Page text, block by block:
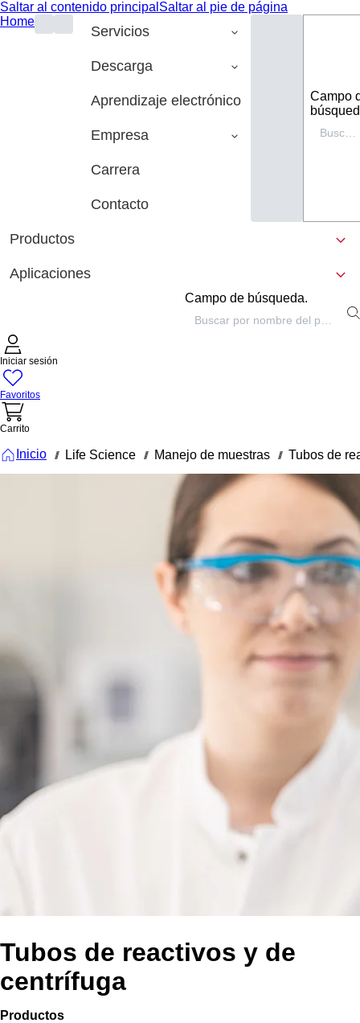
Saltar al contenido principal Saltar al pie de página
Home
Servicios
Descarga
Aprendizaje electrónico
Empresa
Carrera
Contacto
Campo
Productos
Aplicaciones
Campo de búsqueda.
Iniciar sesión
Favoritos
Carrito
Inicio /// Life Science /// Manejo de muestras /// Tubos de
Tubos de reactivos y de
centrífuga
Productos